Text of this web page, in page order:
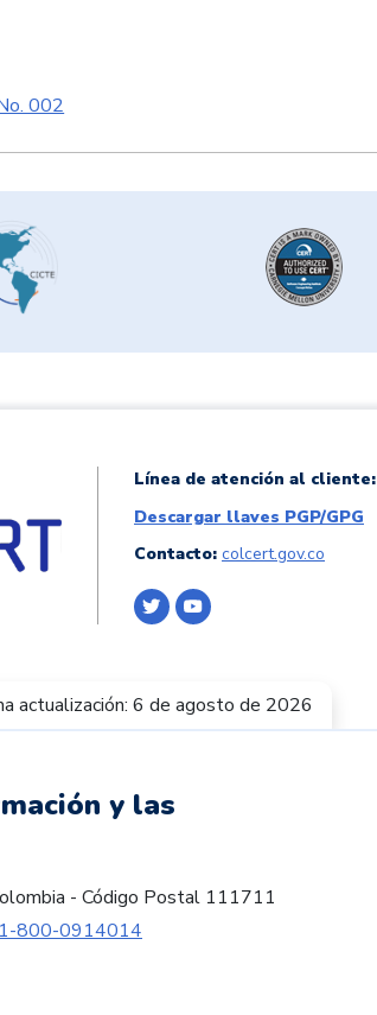
002
Línea de atención al cliente:
Descargar llaves PGP/GPG
Contacto: colcert.gov.co
Logo Twitter
actualización: 6 de agosto de 2026
y las
- Código Postal 111711
800-0914014